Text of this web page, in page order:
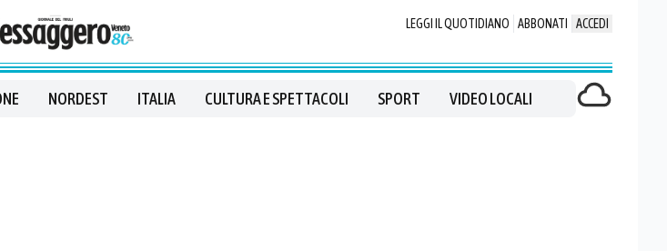
LEGGI IL QUOTIDIANO ABBONATI ACCEDI
NORDEST ITALIA CULTURA E SPETTACOLI SPORT VIDEO LOCALI